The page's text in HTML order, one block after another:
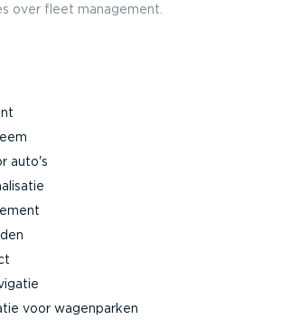
auto's
voor wagenparken
over fleet management.